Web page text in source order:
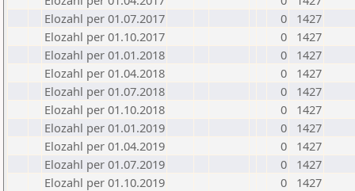
Elozahl per 01.07.2017
0
1427
Elozahl per 01.10.2017
0
1427
Elozahl per 01.01.2018
0
1427
Elozahl per 01.04.2018
0
1427
Elozahl per 01.07.2018
0
1427
Elozahl per 01.10.2018
0
1427
Elozahl per 01.01.2019
0
1427
Elozahl per 01.04.2019
0
1427
Elozahl per 01.07.2019
0
1427
Elozahl per 01.10.2019
0
1427